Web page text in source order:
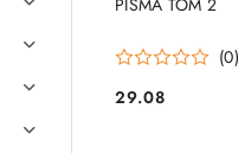
PISMA TOM 2
(0)
Cena:
29.08